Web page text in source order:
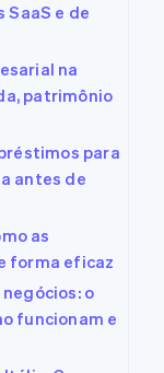
e de
na
patrimônio
para
antes de
as
forma eficaz
o
funcionam e